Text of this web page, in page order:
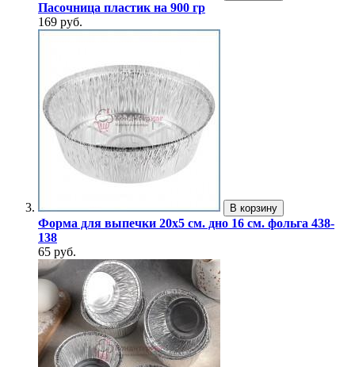
Пасочница пластик на 900 гр
169 руб.
В корзину
Форма для выпечки 20х5 см. дно 16 см. фольга 438-
138
65 руб.